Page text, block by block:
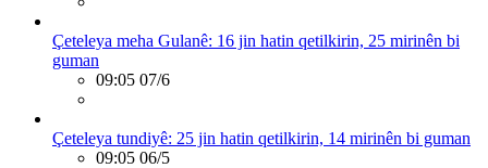
Çeteleya meha Gulanê: 16 jin hatin qetilkirin, 25 mirinên bi
guman
09:05 07/6
Çeteleya tundiyê: 25 jin hatin qetilkirin, 14 mirinên bi guman
09:05 06/5